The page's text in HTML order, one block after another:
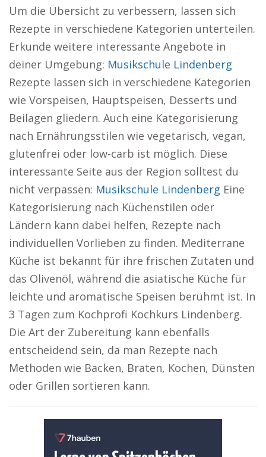
Um die Übersicht zu verbessern, lassen sich
Rezepte in verschiedene Kategorien unterteilen.
Erkunde weitere interessante Angebote in
deiner Umgebung: Musikschule Lindenberg
Rezepte lassen sich in verschiedene Kategorien
wie Vorspeisen, Hauptspeisen, Desserts und
Beilagen gliedern. Auch eine Kategorisierung
nach Ernährungsstilen wie vegetarisch, vegan,
glutenfrei oder low-carb ist möglich. Diese
interessante Seite aus der Region solltest du
nicht verpassen: Musikschule Lindenberg Eine
Kategorisierung nach Küchenstilen oder
Ländern kann dabei helfen, Rezepte nach
individuellen Vorlieben zu finden. Mediterrane
Küche ist bekannt für ihre frischen Zutaten und
das Olivenöl, während die asiatische Küche für
leichte und aromatische Speisen berühmt ist. In
3 Tagen zum Kochprofi Kochkurs Lindenberg.
Die Art der Zubereitung kann ebenfalls
entscheidend sein, da man Rezepte nach
Methoden wie Backen, Braten, Kochen, Dünsten
oder Grillen sortieren kann.